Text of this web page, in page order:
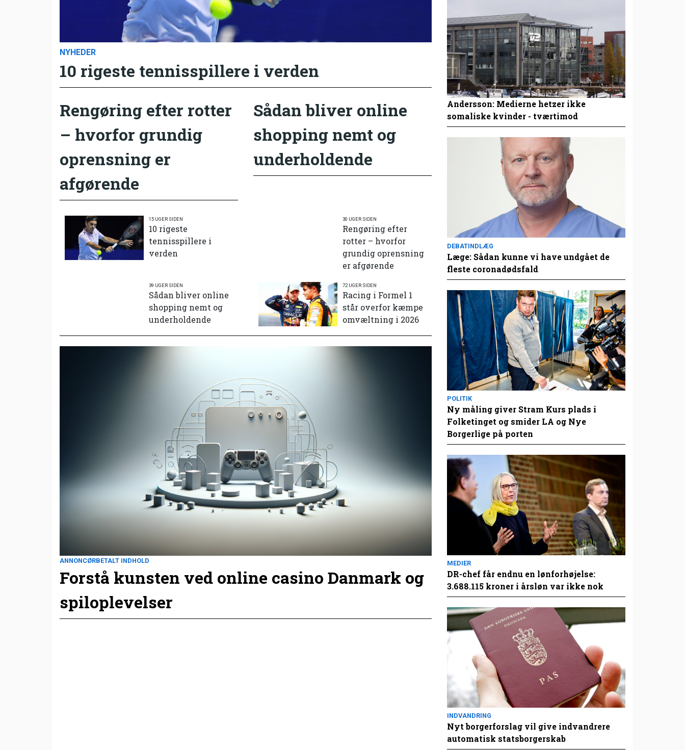
NYHEDER
10 rigeste tennisspillere i verden
Rengøring efter rotter
– hvorfor grundig
oprensning er
afgørende
Sådan bliver online
shopping nemt og
underholdende
15 UGER SIDEN
10 rigeste
tennisspillere i
verden
30 UGER SIDEN
Rengøring efter
rotter – hvorfor
grundig oprensning
er afgørende
39 UGER SIDEN
Sådan bliver online
shopping nemt og
underholdende
72 UGER SIDEN
Racing i Formel 1
står overfor kæmpe
omvæltning i 2026
ANNONCØRBETALT INDHOLD
Forstå kunsten ved online casino Danmark og
spiloplevelser
Andersson: Medierne hetzer ikke
somaliske kvinder - tværtimod
DEBATINDLÆG
Læge: Sådan kunne vi have undgået de
fleste coronadødsfald
POLITIK
Ny måling giver Stram Kurs plads i
Folketinget og smider LA og Nye
Borgerlige på porten
MEDIER
DR-chef får endnu en lønforhøjelse:
3.688.115 kroner i årsløn var ikke nok
INDVANDRING
Nyt borgerforslag vil give indvandrere
automatisk statsborgerskab